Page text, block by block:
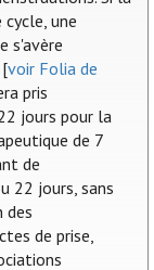
une
s'avère
voir Folia de
pris
jours pour la
de 7
de
22 jours, sans
des
de prise,